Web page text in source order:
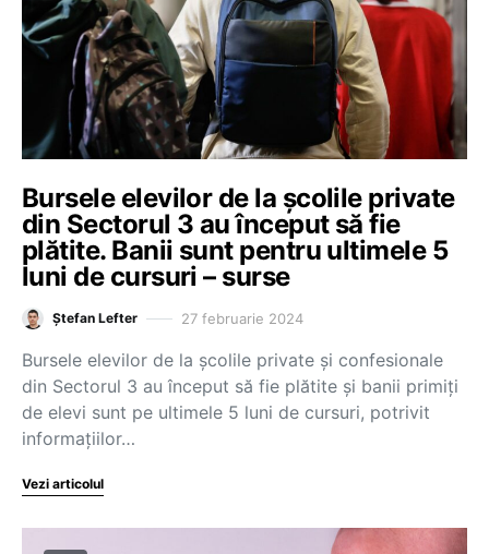
Bursele elevilor de la școlile private
din Sectorul 3 au început să fie
plătite. Banii sunt pentru ultimele 5
luni de cursuri – surse
Ștefan Lefter 27 februarie 2024
Bursele elevilor de la școlile private și confesionale
din Sectorul 3 au început să fie plătite și banii primiți
de elevi sunt pe ultimele 5 luni de cursuri, potrivit
informațiilor…
Vezi articolul